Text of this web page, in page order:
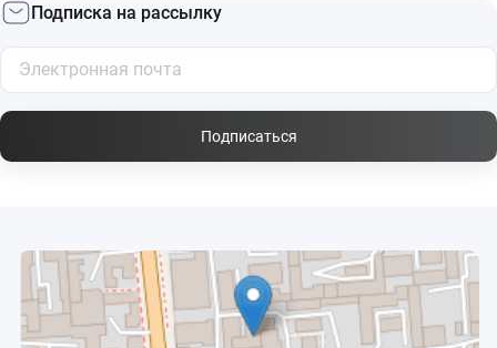
Подписка на рассылку
Подписаться